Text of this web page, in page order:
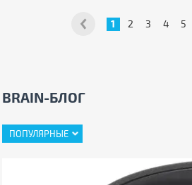
1 2 3 4 5
BRAIN-БЛОГ
ПОПУЛЯРНЫЕ